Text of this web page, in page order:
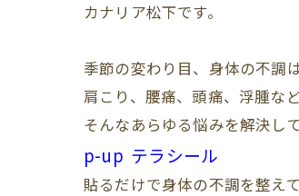
カナリア松下です。
季節の変わり目、身体の不調
肩こり、腰痛、頭痛、浮腫な
そんなあらゆる悩みを解決し
p-up テラシール
貼るだけで身体の不調を整え